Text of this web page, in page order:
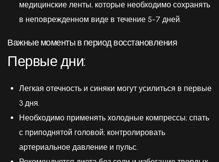
медицинские ленты, которые необходимо сохранять
в неповрежденном виде в течение 5-7 дней.
Важные моменты в период восстановления
Первые дни:
Легкая отечность и синяки могут усилиться в первые
3 дня.
Необходимо применять холодные компрессы; спать
с приподнятой головой; контролировать
артериальное давление и пульс.